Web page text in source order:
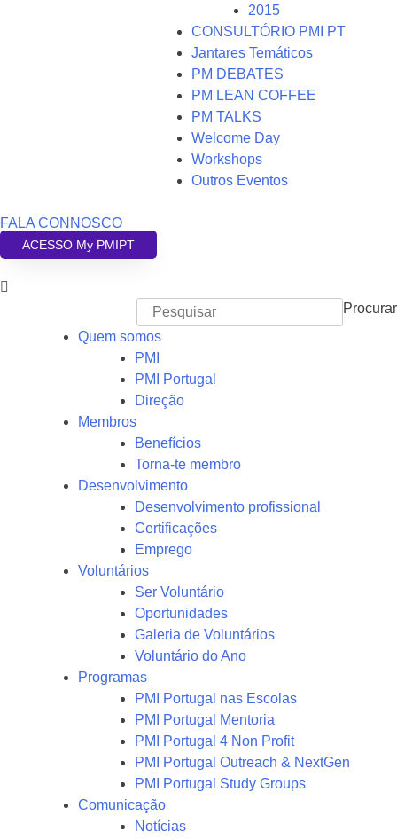
2015
CONSULTÓRIO PMI PT
Jantares Temáticos
PM DEBATES
PM LEAN COFFEE
PM TALKS
Welcome Day
Workshops
Outros Eventos
FALA CONNOSCO
ACESSO My PMIPT
Procurar
Quem somos
PMI
PMI Portugal
Direção
Membros
Benefícios
Torna-te membro
Desenvolvimento
Desenvolvimento profissional
Certificações
Emprego
Voluntários
Ser Voluntário
Oportunidades
Galeria de Voluntários
Voluntário do Ano
Programas
PMI Portugal nas Escolas
PMI Portugal Mentoria
PMI Portugal 4 Non Profit
PMI Portugal Outreach & NextGen
PMI Portugal Study Groups
Comunicação
Notícias